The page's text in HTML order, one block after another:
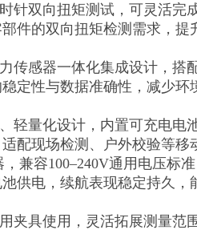
针双向扭矩测试，可灵活完
件的双向扭矩检测需求，提
传感器一体化集成设计，搭
定性与数据准确性，减少
轻量化设计，内置可充电电
配现场检测、户外校验等移
兼容100–240V通用电压标
供电，续航表现稳定持久
夹具使用，灵活拓展测量范